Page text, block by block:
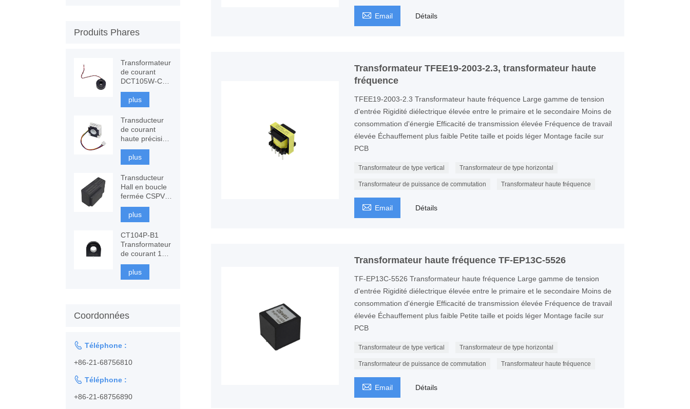
 Email Détails
Transformateur TFEE19-2003-2.3, transformateur haute
fréquence
TFEE19-2003-2.3 Transformateur haute fréquence Large gamme de tension
d'entrée Rigidité diélectrique élevée entre le primaire et le secondaire Moins de
consommation d'énergie Efficacité de transmission élevée Fréquence de travail
élevée Échauffement plus faible Petite taille et poids léger Montage facile sur
PCB
Transformateur de type vertical Transformateur de type horizontal
Transformateur de puissance de commutation Transformateur haute fréquence
 Email Détails
Transformateur haute fréquence TF-EP13C-5526
TF-EP13C-5526 Transformateur haute fréquence Large gamme de tension
d'entrée Rigidité diélectrique élevée entre le primaire et le secondaire Moins de
consommation d'énergie Efficacité de transmission élevée Fréquence de travail
élevée Échauffement plus faible Petite taille et poids léger Montage facile sur
PCB
Transformateur de type vertical Transformateur de type horizontal
Transformateur de puissance de commutation Transformateur haute fréquence
 Email Détails
Produits Phares
Transformateur
de courant
DCT105W-C3
120A avec
immunité CC,
mesure CT
plus
Transducteur
de courant
haute précision
CSPV-ITP-200,
fluxgate à
composants
plus
Transducteur
Hall en boucle
fermée CSPV-
LAH, mesure
AC, DC
plus
CT104P-B1
Transformateur
de courant 100
A, surveillance
et protection
plus
Coordonnées
 Téléphone :
+86-21-68756810
 Téléphone :
+86-21-68756890